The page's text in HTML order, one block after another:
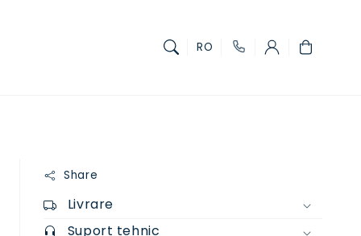
RO Coș
Share
Livrare
Suport tehnic